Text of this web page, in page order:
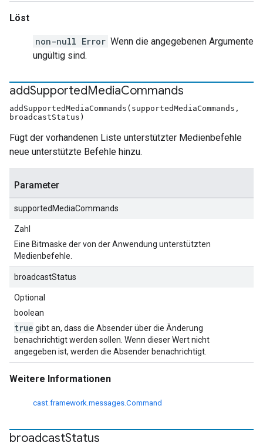
Löst
non-null Error Wenn die angegebenen Argumente
ungültig sind.
addSupportedMediaCommands
addSupportedMediaCommands(supportedMediaCommands,
broadcastStatus)
Fügt der vorhandenen Liste unterstützter Medienbefehle
neue unterstützte Befehle hinzu.
Parameter
supportedMediaCommands
Zahl
Eine Bitmaske der von der Anwendung unterstützten
Medienbefehle.
broadcastStatus
Optional
boolean
true gibt an, dass die Absender über die Änderung
benachrichtigt werden sollen. Wenn dieser Wert nicht
angegeben ist, werden die Absender benachrichtigt.
Weitere Informationen
cast.framework.messages.Command
broadcastStatus